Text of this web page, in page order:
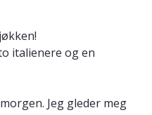
italienere og en
Jeg gleder meg